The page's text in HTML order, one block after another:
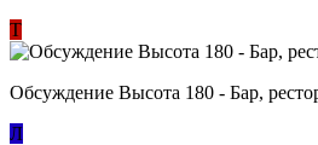
Т
Обсуждение Высота 180 - Бар,
Л